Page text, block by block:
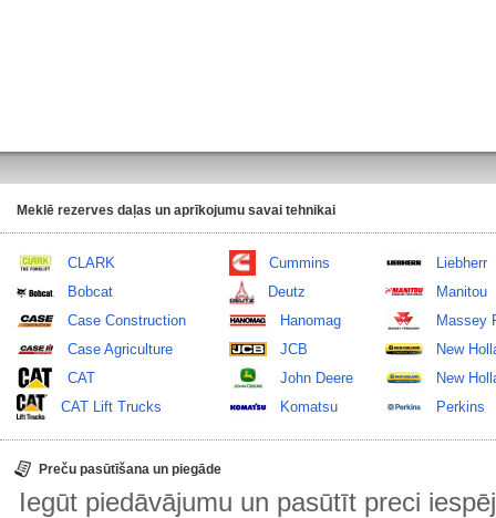
Meklē rezerves daļas un aprīkojumu savai tehnikai
CLARK
Bobcat
Case Construction
Case Agriculture
CAT
CAT Lift Trucks
Cummins
Deutz
Hanomag
JCB
John Deere
Komatsu
Liebherr
Manitou
Massey
New
New
Perkins
Preču pasūtīšana un piegāde
Iegūt piedāvājumu un pasūtīt preci